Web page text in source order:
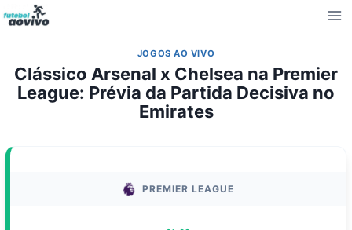
Pular
para
Conteúdo
JOGOS AO VIVO
Clássico Arsenal x Chelsea na Premier
League: Prévia da Partida Decisiva no
Emirates
PREMIER LEAGUE